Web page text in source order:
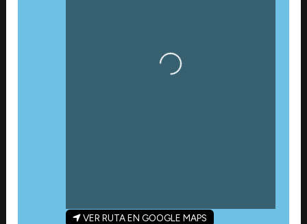
Cargando…
VER RUTA EN GOOGLE MAPS